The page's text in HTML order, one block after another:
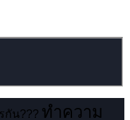
กัน??? ทำความ